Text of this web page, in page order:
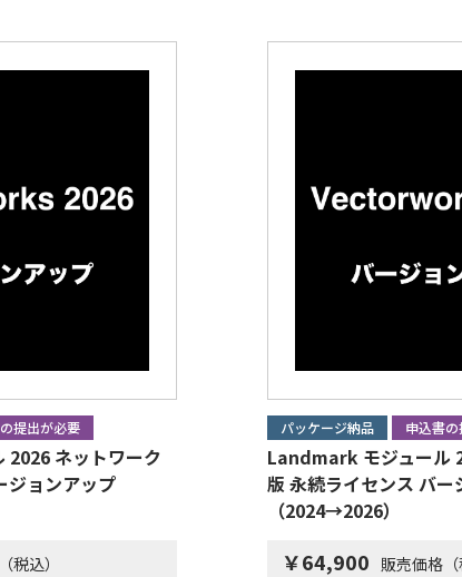
提出が必要
ネットワーク
ジョンアップ
税込）
パッケージ納品 申込書
Landmark モジュール
版 永続ライセンス バー
（2024→2026）
￥64,900 販売価格（